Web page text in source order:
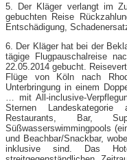
5. Der Kläger verlangt im
gebuchten Reise
Entschädigung,
6. Der Kläger hat bei der
tägige Flugpauschalreise
22.05.2014 gebucht.
Flüge von Köln nach
Unterbringung in einem
… mit All-inclusive-
Sternen Landeskategorie
Restaurants, Bar,
Süßwasserswimmingpools
und Beachbar/Snackbar,
inklusive sind. Das